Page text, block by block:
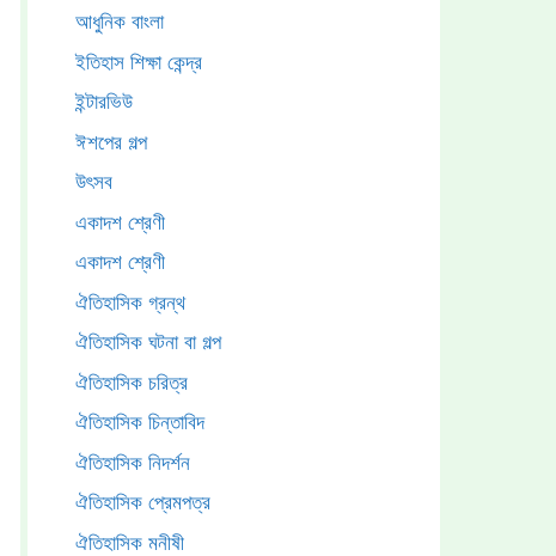
আধুনিক বাংলা
ইতিহাস শিক্ষা কেন্দ্র
ইন্টারভিউ
ঈশপের গল্প
উৎসব
একাদশ শ্রেণী
একাদশ শ্রেণী
ঐতিহাসিক গ্রন্থ
ঐতিহাসিক ঘটনা বা গল্প
ঐতিহাসিক চরিত্র
ঐতিহাসিক চিন্তাবিদ
ঐতিহাসিক নিদর্শন
ঐতিহাসিক প্রেমপত্র
ঐতিহাসিক মনীষী